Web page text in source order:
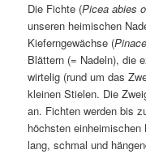
Die Fichte (Picea abies
unseren heimischen
Kieferngewächse (
Blättern (= Nadeln), die
wirtelig (rund um das
kleinen Stielen. Die
an. Fichten werden bis
höchsten
lang, schmal und